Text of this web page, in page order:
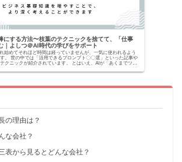
にする方法〜枝葉のテクニックを捨てて、「仕事
｜よしつ＠AI時代の学びをサポート
始めてそれほど時間は経っていませんが、一気に使われるよう
。 世の中では「活用できるプロンプト〇〇選」といった記事や
クニックが紹介されています。 とはいえ、AIが「あくまでツー
理由は？
な会社？
表から見るとどんな会社？